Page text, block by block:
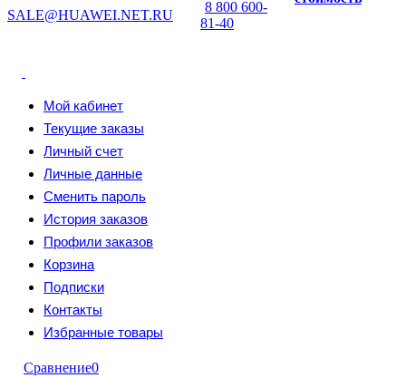
SALE@HUAWEI.NET.RU
8 800 600-
81-40
Мой кабинет
Текущие заказы
Личный счет
Личные данные
Сменить пароль
История заказов
Профили заказов
Корзина
Подписки
Контакты
Избранные товары
Сравнение0